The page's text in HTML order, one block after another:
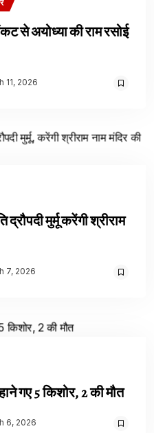
से अयोध्या की राम रसोई
11, 2026
द्रौपदी मुर्मू करेंगी श्रीराम
7, 2026
गए 5 किशोर, 2 की मौत
6, 2026